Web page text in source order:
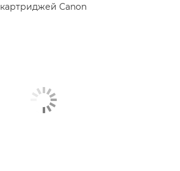
картриджей Canon